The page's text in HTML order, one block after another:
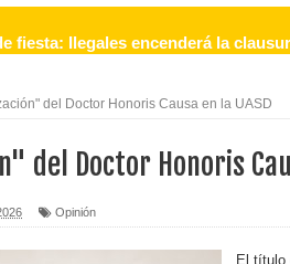
Guerra se acompaña del coro
y del Caribe
del Doctor Honoris Causa en la UASD
del Doctor Honoris
Opinión
El título